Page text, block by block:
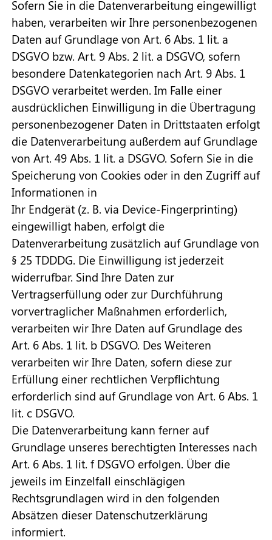
Sofern Sie in die Datenverarbeitung eingewilligt
haben, verarbeiten wir Ihre personenbezogenen
Daten auf Grundlage von Art. 6 Abs. 1 lit. a
DSGVO bzw. Art. 9 Abs. 2 lit. a DSGVO, sofern
besondere Datenkategorien nach Art. 9 Abs. 1
DSGVO verarbeitet werden. Im Falle einer
ausdrücklichen Einwilligung in die Übertragung
personenbezogener Daten in Drittstaaten erfolgt
die Datenverarbeitung außerdem auf Grundlage
von Art. 49 Abs. 1 lit. a DSGVO. Sofern Sie in die
Speicherung von Cookies oder in den Zugriff auf
Informationen in
Ihr Endgerät (z. B. via Device-Fingerprinting)
eingewilligt haben, erfolgt die
Datenverarbeitung zusätzlich auf Grundlage von
§ 25 TDDDG. Die Einwilligung ist jederzeit
widerrufbar. Sind Ihre Daten zur
Vertragserfüllung oder zur Durchführung
vorvertraglicher Maßnahmen erforderlich,
verarbeiten wir Ihre Daten auf Grundlage des
Art. 6 Abs. 1 lit. b DSGVO. Des Weiteren
verarbeiten wir Ihre Daten, sofern diese zur
Erfüllung einer rechtlichen Verpflichtung
erforderlich sind auf Grundlage von Art. 6 Abs. 1
lit. c DSGVO.
Die Datenverarbeitung kann ferner auf
Grundlage unseres berechtigten Interesses nach
Art. 6 Abs. 1 lit. f DSGVO erfolgen. Über die
jeweils im Einzelfall einschlägigen
Rechtsgrundlagen wird in den folgenden
Absätzen dieser Datenschutzerklärung
informiert.